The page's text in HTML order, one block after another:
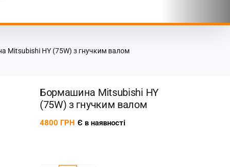
Mitsubishi HY (75W) з гнучким валом
Бормашина Mitsubishi HY
(75W) з гнучким валом
4800 ГРН Є в наявності